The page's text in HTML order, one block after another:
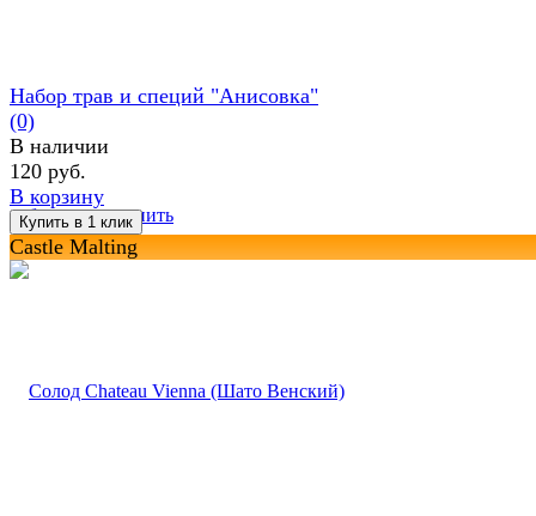
избранное сравнить
Набор трав и специй "Анисовка"
(0)
В наличии
120 руб.
В корзину
Castle Malting